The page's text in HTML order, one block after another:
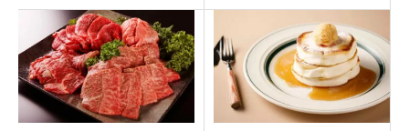
ズハンバーグ